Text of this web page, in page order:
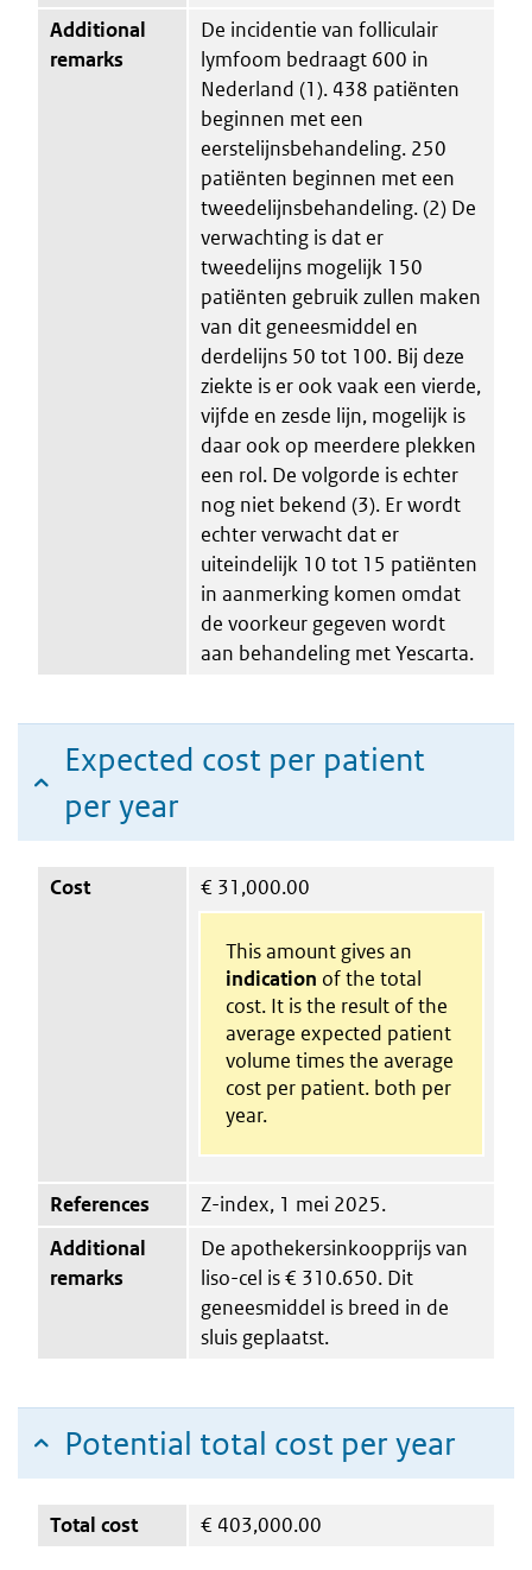
Additional
remarks
De incidentie van folliculair
lymfoom bedraagt 600 in
Nederland (1). 438 patiënten
beginnen met een
eerstelijnsbehandeling. 250
patiënten beginnen met een
tweedelijnsbehandeling. (2) De
verwachting is dat er
tweedelijns mogelijk 150
patiënten gebruik zullen maken
van dit geneesmiddel en
derdelijns 50 tot 100. Bij deze
ziekte is er ook vaak een vierde,
vijfde en zesde lijn, mogelijk is
daar ook op meerdere plekken
een rol. De volgorde is echter
nog niet bekend (3). Er wordt
echter verwacht dat er
uiteindelijk 10 tot 15 patiënten
in aanmerking komen omdat
de voorkeur gegeven wordt
aan behandeling met Yescarta.
Expected cost per patient
per year
Cost € 31,000.00
This amount gives an
indication of the total
cost. It is the result of the
average expected patient
volume times the average
cost per patient. both per
year.
References
Z-index, 1 mei 2025.
Additional
remarks
De apothekersinkoopprijs van
liso-cel is € 310.650. Dit
geneesmiddel is breed in de
sluis geplaatst.
Potential total cost per year
Total cost € 403,000.00